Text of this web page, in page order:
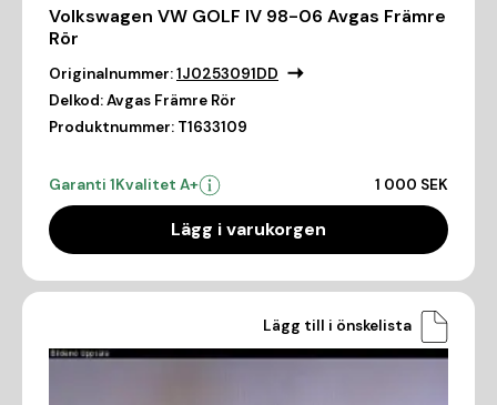
Volkswagen VW GOLF IV 98-06 Avgas Främre
Rör
Originalnummer:1J0253091DD
Delkod:Avgas Främre Rör
Produktnummer: T1633109
Garanti 1Kvalitet A+ 1 000 SEK
Lägg i varukorgen
Lägg till i önskelista